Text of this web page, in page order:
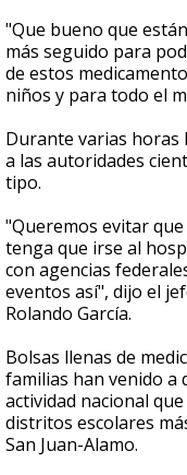
"Que bueno que
más seguido para
de estos
niños y para todo el
Durante varias horas
a las autoridades
tipo.
"Queremos evitar
tenga que irse al
con agencias
eventos así", dijo el
Rolando García.
Bolsas llenas de
familias han venido a
actividad nacional
distritos escolares
San Juan-Alamo.